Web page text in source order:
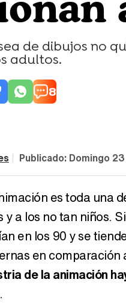
de dibujos no
adultos.
8
| Publicado: Domingo
es toda una
y a los no tan niños.
en los 90 y se
en
de la animación
.